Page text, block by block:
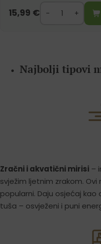
15,99 €
Najbolji tipovi
Zračni i akvatični mirisi –
svježim ljetnim zrakom. Ovi
popularni. Daju osjećaj
tuša – osvježeni i puni